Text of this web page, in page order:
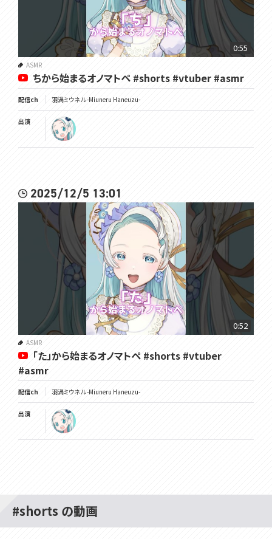
0:55
ASMR
ちから始まるオノマトペ #shorts #vtuber #asmr
配信ch 羽渦ミウネル -Miuneru Haneuzu-
出演
2025/12/5 13:01
0:52
ASMR
「た」から始まるオノマトペ #shorts #vtuber
#asmr
配信ch 羽渦ミウネル -Miuneru Haneuzu-
出演
#shorts の動画